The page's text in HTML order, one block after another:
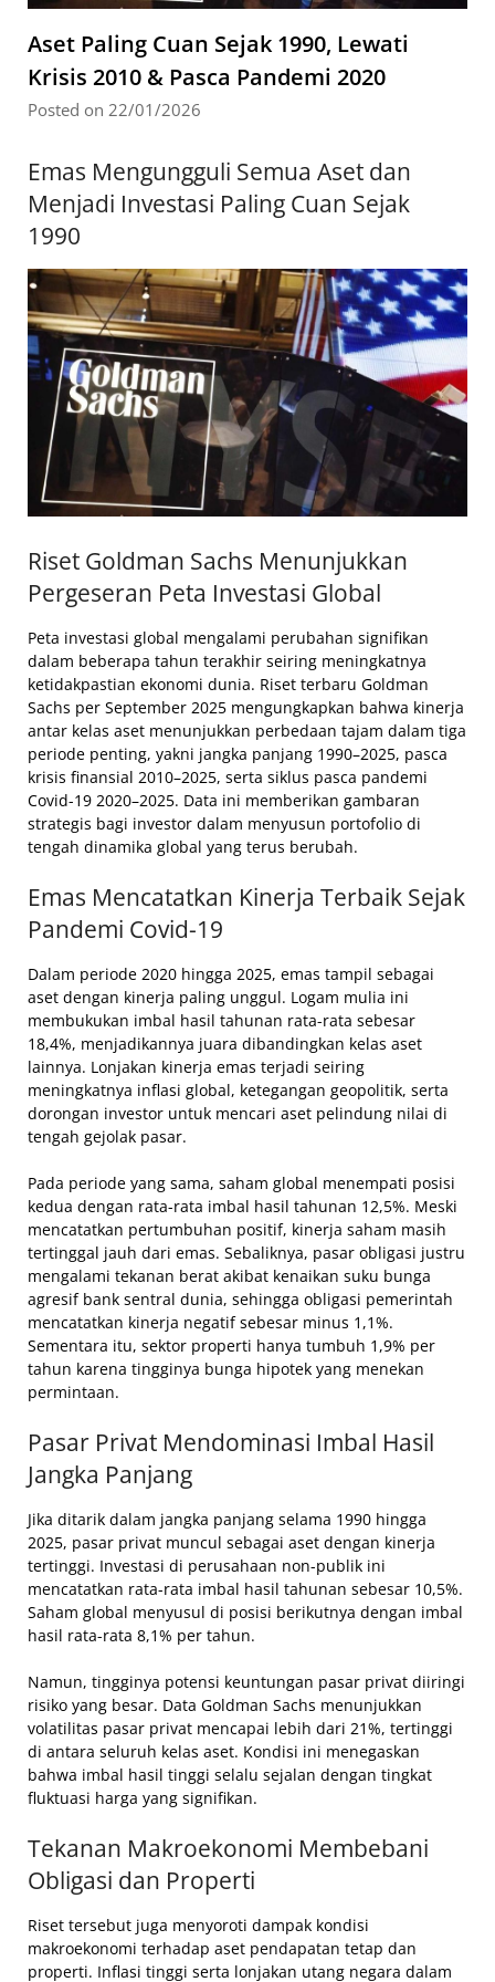
Aset Paling Cuan Sejak 1990, Lewati
Krisis 2010 & Pasca Pandemi 2020
Posted on 22/01/2026
Emas Mengungguli Semua Aset dan
Menjadi Investasi Paling Cuan Sejak
1990
Riset Goldman Sachs Menunjukkan
Pergeseran Peta Investasi Global
Peta investasi global mengalami perubahan signifikan
dalam beberapa tahun terakhir seiring meningkatnya
ketidakpastian ekonomi dunia. Riset terbaru Goldman
Sachs per September 2025 mengungkapkan bahwa kinerja
antar kelas aset menunjukkan perbedaan tajam dalam tiga
periode penting, yakni jangka panjang 1990–2025, pasca
krisis finansial 2010–2025, serta siklus pasca pandemi
Covid-19 2020–2025. Data ini memberikan gambaran
strategis bagi investor dalam menyusun portofolio di
tengah dinamika global yang terus berubah.
Emas Mencatatkan Kinerja Terbaik Sejak
Pandemi Covid-19
Dalam periode 2020 hingga 2025, emas tampil sebagai
aset dengan kinerja paling unggul. Logam mulia ini
membukukan imbal hasil tahunan rata-rata sebesar
18,4%, menjadikannya juara dibandingkan kelas aset
lainnya. Lonjakan kinerja emas terjadi seiring
meningkatnya inflasi global, ketegangan geopolitik, serta
dorongan investor untuk mencari aset pelindung nilai di
tengah gejolak pasar.
Pada periode yang sama, saham global menempati posisi
kedua dengan rata-rata imbal hasil tahunan 12,5%. Meski
mencatatkan pertumbuhan positif, kinerja saham masih
tertinggal jauh dari emas. Sebaliknya, pasar obligasi justru
mengalami tekanan berat akibat kenaikan suku bunga
agresif bank sentral dunia, sehingga obligasi pemerintah
mencatatkan kinerja negatif sebesar minus 1,1%.
Sementara itu, sektor properti hanya tumbuh 1,9% per
tahun karena tingginya bunga hipotek yang menekan
permintaan.
Pasar Privat Mendominasi Imbal Hasil
Jangka Panjang
Jika ditarik dalam jangka panjang selama 1990 hingga
2025, pasar privat muncul sebagai aset dengan kinerja
tertinggi. Investasi di perusahaan non-publik ini
mencatatkan rata-rata imbal hasil tahunan sebesar 10,5%.
Saham global menyusul di posisi berikutnya dengan imbal
hasil rata-rata 8,1% per tahun.
Namun, tingginya potensi keuntungan pasar privat diiringi
risiko yang besar. Data Goldman Sachs menunjukkan
volatilitas pasar privat mencapai lebih dari 21%, tertinggi
di antara seluruh kelas aset. Kondisi ini menegaskan
bahwa imbal hasil tinggi selalu sejalan dengan tingkat
fluktuasi harga yang signifikan.
Tekanan Makroekonomi Membebani
Obligasi dan Properti
Riset tersebut juga menyoroti dampak kondisi
makroekonomi terhadap aset pendapatan tetap dan
properti. Inflasi tinggi serta lonjakan utang negara dalam